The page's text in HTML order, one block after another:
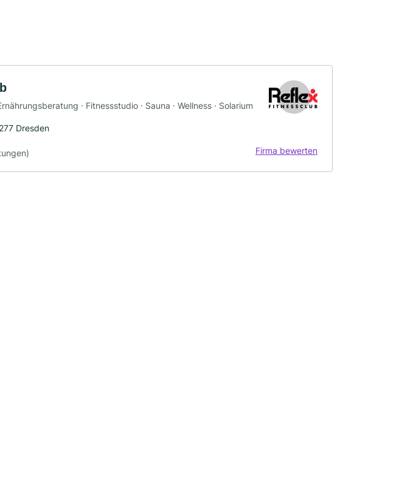
· Fitnessstudio · Sauna · Wellness · Solarium
Dresden
Firma bewerten